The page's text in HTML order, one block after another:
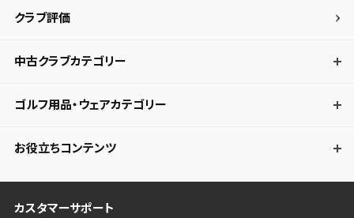
クラブ評価
中古クラブカテゴリー
ゴルフ用品・ウェアカテゴリー
お役立ちコンテンツ
カスタマーサポート